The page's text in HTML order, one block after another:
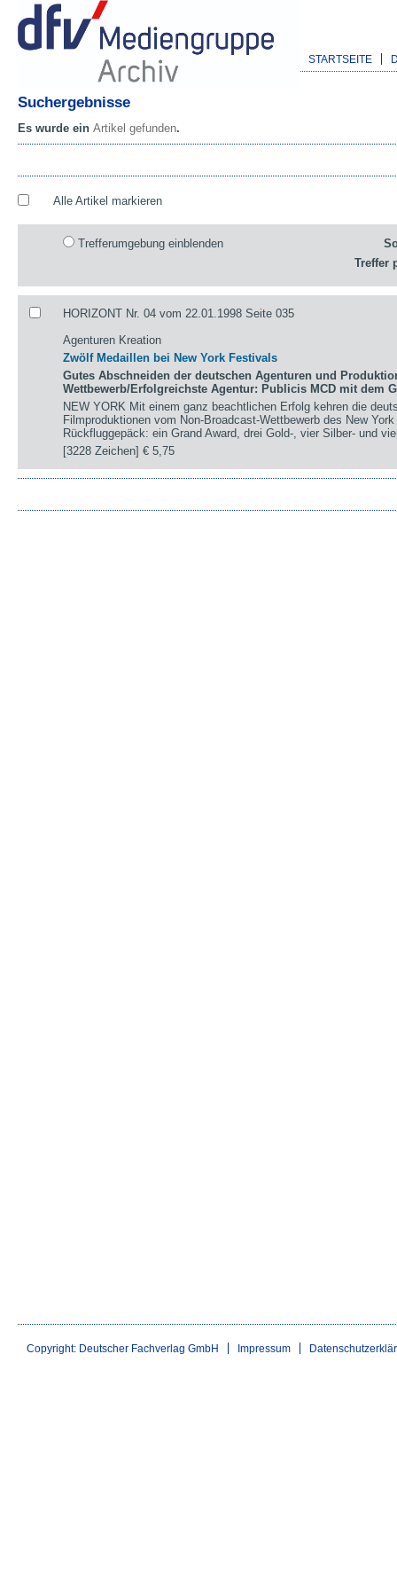
STARTSEITE
Suchergebnisse
Es wurde ein Artikel gefunden.
Alle Artikel markieren
Trefferumgebung einblenden
Treffer
HORIZONT Nr. 04 vom 22.01.1998 Seite 035
Agenturen Kreation
Zwölf Medaillen bei New York Festivals
Gutes Abschneiden der deutschen Agenturen und
Wettbewerb/Erfolgreichste Agentur: Publicis MCD mit dem
NEW YORK Mit einem ganz beachtlichen Erfolg kehren die
Filmproduktionen vom Non-Broadcast-Wettbewerb des New
Rückfluggepäck: ein Grand Award, drei Gold-, vier Silber- und
[3228 Zeichen]€ 5,75
Copyright: Deutscher Fachverlag GmbH Impressum